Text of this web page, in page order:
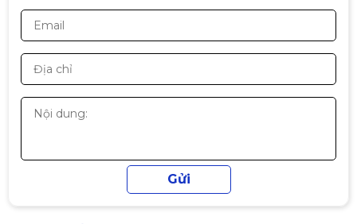
🧊3. Main DDR4 – tiết kiệm chi phí cực mạnh
📌 So với DDR5:
✔ RAM rẻ hơn nhiều
✔ Dễ build – dễ tối ưu
👉 Phù hợp:
💰 Build PC tối ưu chi phí
Mainboard H81-M1 Pegatron
(Asus) DDR3 QSD
Mainboard MOBO B760M4 Plus
V1.03 DDR4 QSD
1.590.000đ 1.690.000đ